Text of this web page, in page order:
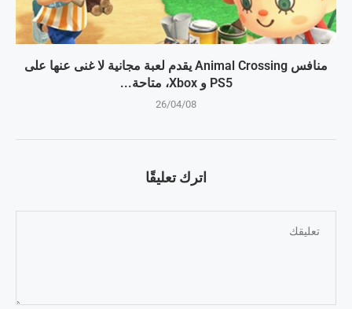
منافس Animal Crossing يقدم لعبة مجانية لا غنى عنها على
PS5 و Xbox، متاحة...
26/04/08
اترك تعليقًا